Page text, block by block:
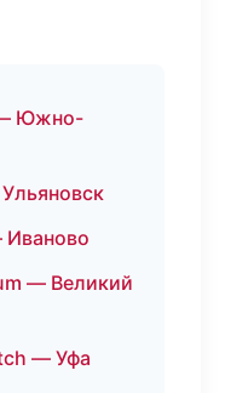
— Южно-
Иваново
— Великий
— Уфа